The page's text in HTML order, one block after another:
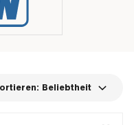
Beliebtheit